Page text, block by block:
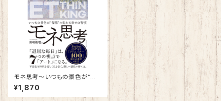
モネ思考～いつもの景色が“傑
作” に変わる幸せの習慣～
¥1,870